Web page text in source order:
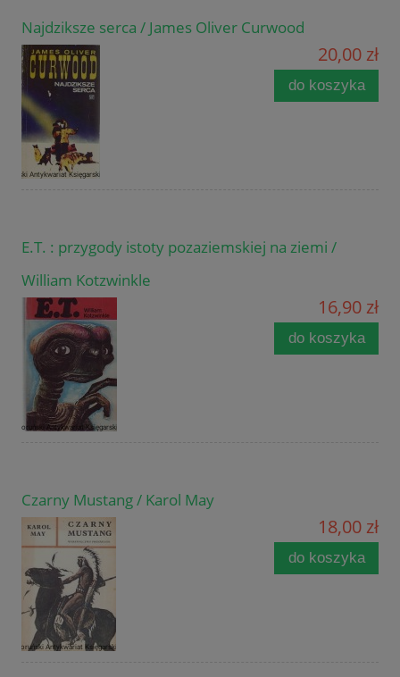
Najdziksze serca / James Oliver Curwood
20,00 zł
do koszyka
E.T. : przygody istoty pozaziemskiej na ziemi /
William Kotzwinkle
16,90 zł
do koszyka
Czarny Mustang / Karol May
18,00 zł
do koszyka